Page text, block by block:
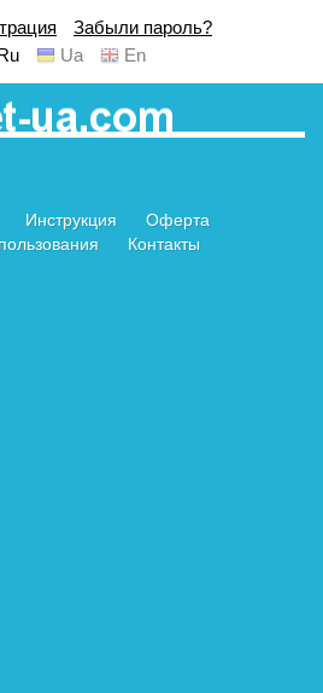
Забыли пароль?
Ru
Ua En
Инструкция
Оферта
Контакты